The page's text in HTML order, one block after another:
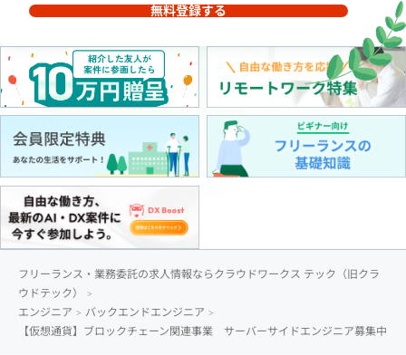
無料登録する
フリーランス・業務委託の求人情報ならクラウドワークス テック（旧クラ
ウドテック）
エンジニア
バックエンドエンジニア
【仮想通貨】ブロックチェーン関連事業 サーバーサイドエンジニア募集中